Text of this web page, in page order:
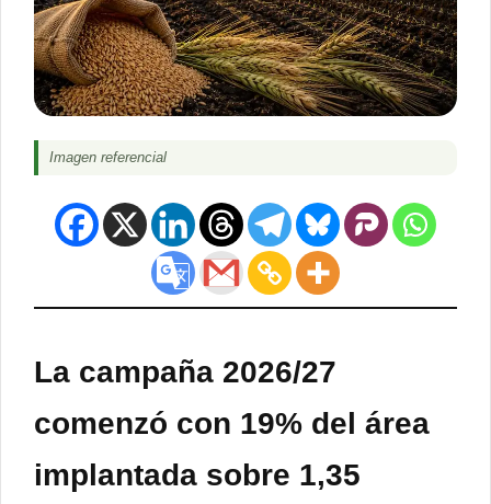
Imagen referencial
La campaña 2026/27
comenzó con 19% del área
implantada sobre 1,35